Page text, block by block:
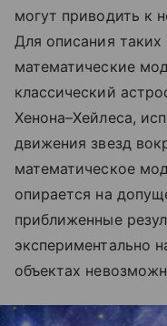
могут приводить к
Для описания
математические
классический
Хенона–Хейлеса,
движения звезд
математическое
опирается на
приближенные
экспериментально
объектах